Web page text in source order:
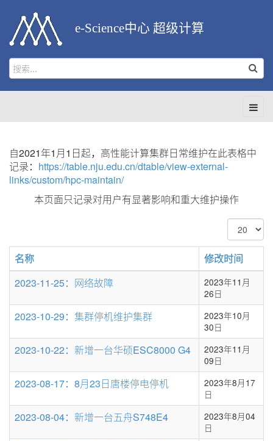
e-Science中心 超级计算
自2021年1月1日起，高性能计算集群日常维护在此表格中
记录： https://table.nju.edu.cn/dtable/view-external-
links/custom/hpc-maintain/
本页面只记录对用户有显著影响和重大维护操作
每
页
显
示
条
名称
修改时间
2023-11-25：网络故障
2023年11月
26日
2023-10-29：集群停机维护集群
2023年10月
30日
2023-10-22：新增一台华硕ESC8000 G4
2023年11月
09日
2023-08-17：8月23日唐楼停电停机
2023年8月17
日
2023-08-04：新增一台五舟S748E4
2023年8月04
日